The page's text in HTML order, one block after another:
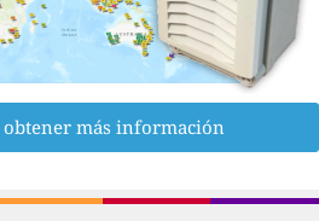
obtener más información